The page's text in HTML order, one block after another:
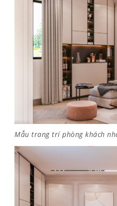
Mẫu trang trí phòng khách